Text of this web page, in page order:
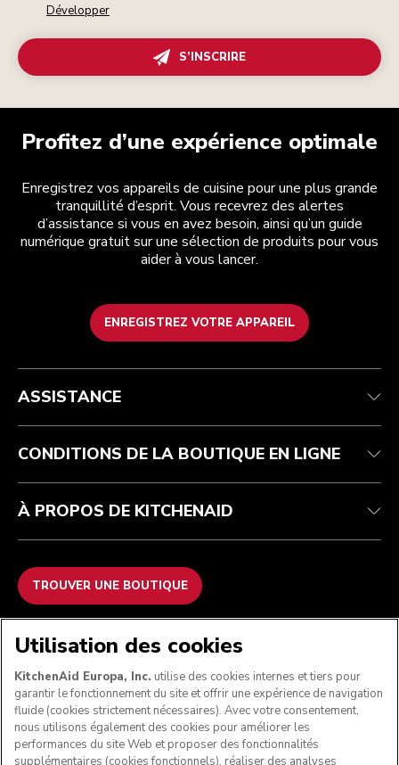
Développer
S’INSCRIRE
Profitez d’une expérience optimale
Enregistrez vos appareils de cuisine pour une plus grande
tranquillité d’esprit. Vous recevrez des alertes
d’assistance si vous en avez besoin, ainsi qu’un guide
numérique gratuit sur une sélection de produits pour vous
aider à vous lancer.
ENREGISTREZ VOTRE APPAREIL
Health Check
Suivez votre commande
Garantie et documents
Recupel
Conditions générales de vente
Retours et remboursements
Imprint
ODR
La marque
Trouver une boutique
ASSISTANCE
CONDITIONS DE LA BOUTIQUE EN LIGNE
À PROPOS DE KITCHENAID
TROUVER UNE BOUTIQUE
NOUS ACCEPTONS
SUIVEZ-NOUS
Utilisation des cookies
KitchenAid Europa, Inc. utilise des cookies internes et tiers pour
garantir le fonctionnement du site et offrir une expérience de navigation
fluide (cookies strictement nécessaires). Avec votre consentement,
nous utilisons également des cookies pour améliorer les
performances du site Web et proposer des fonctionnalités